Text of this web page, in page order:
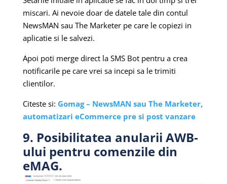
miscari. Ai nevoie doar de datele tale din contul
NewsMAN sau The Marketer pe care le copiezi in
aplicatie si le salvezi.
Apoi poti merge direct la SMS Bot pentru a crea
notificarile pe care vrei sa incepi sa le trimiti
clientilor.
Citeste si: Gomag – NewsMAN sau The Marketer,
automatizari eCommerce pre si post vanzare
9. Posibilitatea anularii AWB-
ului pentru comenzile din
eMAG.